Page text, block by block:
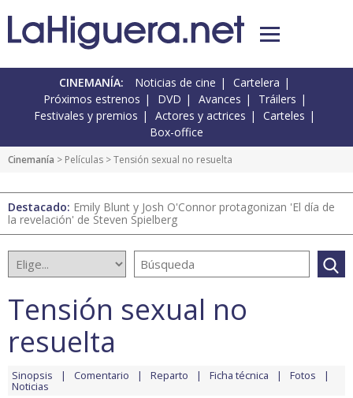
CINEMANÍA: Noticias de cine
Cartelera
Próximos estrenos
DVD Avances
Tráilers
Festivales y premios
Actores y actrices
Carteles
Box-office
Cinemanía > Películas > Tensión sexual no resuelta
Destacado: Emily Blunt y Josh O'Connor protagonizan 'El día de
la revelación' de Steven Spielberg
Tensión sexual no
resuelta
Sinopsis Comentario Reparto Ficha técnica Fotos
Noticias